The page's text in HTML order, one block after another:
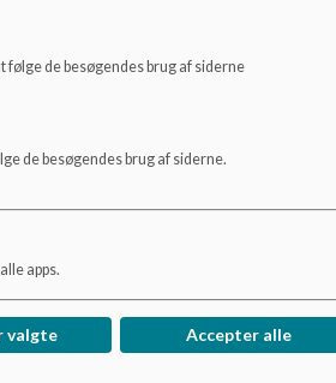
skolebestyrelsen
være to elevrepræsentanter i
Skolebestyrelsen holder 8
i skolebestyrelsen.
kan stille op til at sidde i
det lille og dets store elevråd,
Dette meddeles
til skolebestyrelsen skal ske på det
og kan deltage i
gælder:
de besøgendes brug af siderne
de besøgendes brug af siderne.
apps.
valgte Accepter alle